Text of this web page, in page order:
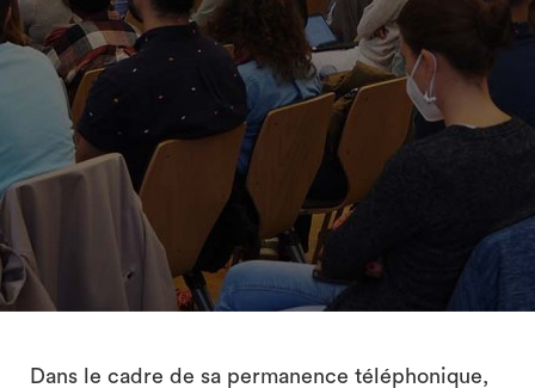
Dans le cadre de sa permanence téléphonique,